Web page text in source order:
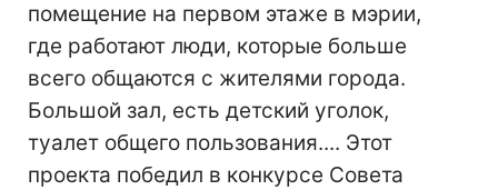
помещение на первом этаже в мэрии,
где работают люди, которые больше
всего общаются с жителями города.
Большой зал, есть детский уголок,
туалет общего пользования.... Этот
проекта победил в конкурсе Совета